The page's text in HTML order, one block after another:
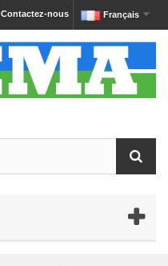
Français
Contactez-nous